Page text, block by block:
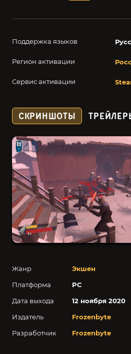
Поддержка языков
Регион активации
Сервис активации
Жанр
Экшен
Платформа
PC
Дата выхода
12 ноября 2020
Издатель
Frozenbyte
Разработчик
Frozenbyte
СКРИНШОТЫ